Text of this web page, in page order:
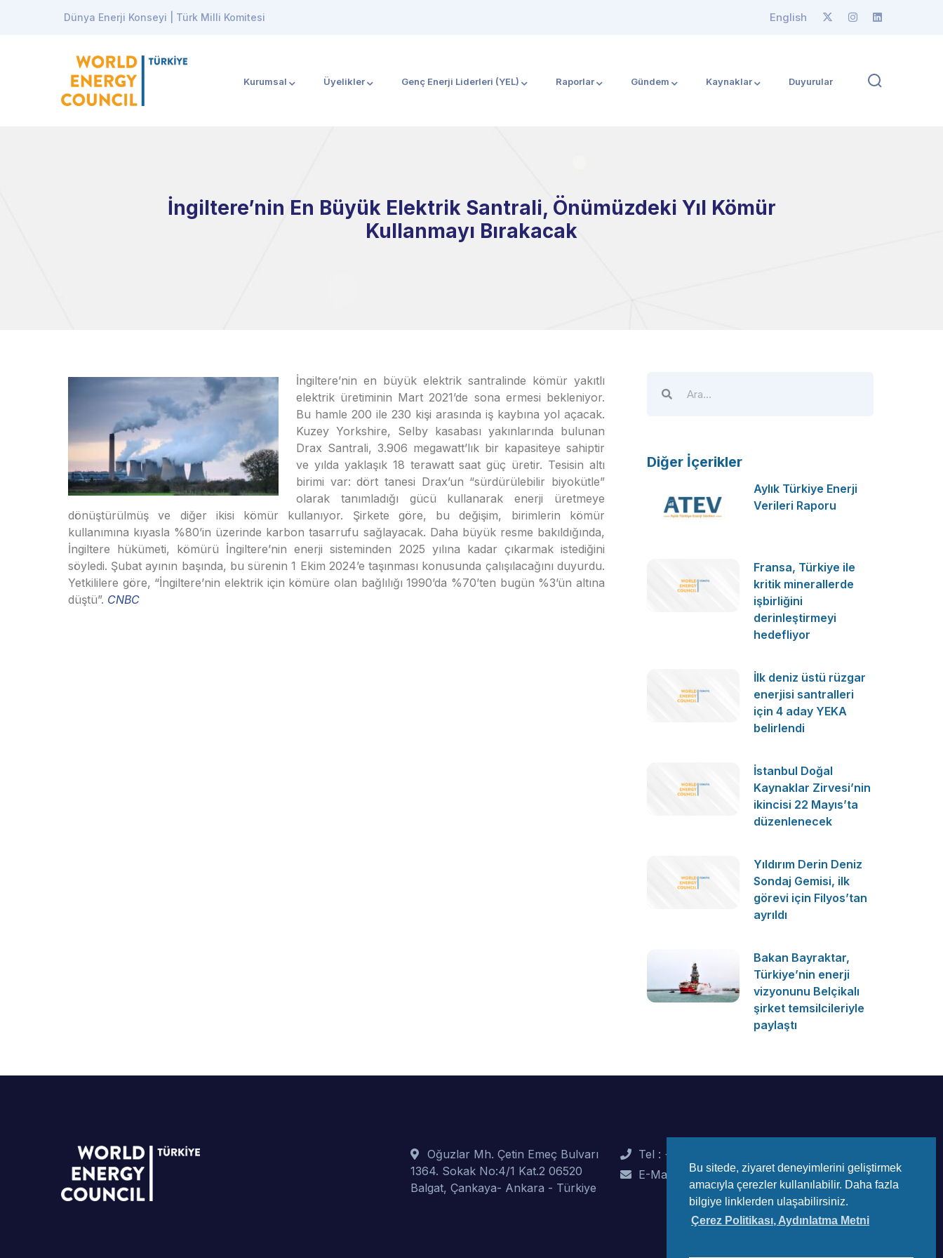
Dünya Enerji Konseyi | Türk Milli Komitesi English
Kurumsal Üyelikler Genç Enerji Liderleri (YEL) Raporlar Gündem Kaynaklar Duyurular
İngiltere’nin En Büyük Elektrik Santrali, Önümüzdeki Yıl Kömür
Kullanmayı Bırakacak
İngiltere’nin en büyük elektrik santralinde kömür yakıtlı
elektrik üretiminin Mart 2021’de sona ermesi bekleniyor.
Bu hamle 200 ile 230 kişi arasında iş kaybına yol açacak.
Kuzey Yorkshire, Selby kasabası yakınlarında bulunan
Drax Santrali, 3.906 megawatt’lık bir kapasiteye sahiptir
ve yılda yaklaşık 18 terawatt saat güç üretir. Tesisin altı
birimi var: dört tanesi Drax’un “sürdürülebilir biyokütle”
olarak tanımladığı gücü kullanarak enerji üretmeye
dönüştürülmüş ve diğer ikisi kömür kullanıyor. Şirkete göre, bu değişim, birimlerin kömür
kullanımına kıyasla %80’in üzerinde karbon tasarrufu sağlayacak. Daha büyük resme bakıldığında,
İngiltere hükümeti, kömürü İngiltere’nin enerji sisteminden 2025 yılına kadar çıkarmak istediğini
söyledi. Şubat ayının başında, bu sürenin 1 Ekim 2024’e taşınması konusunda çalışılacağını duyurdu.
Yetkililere göre, “İngiltere’nin elektrik için kömüre olan bağlılığı 1990’da %70’ten bugün %3’ün altına
düştü”. CNBC
Diğer İçerikler
Aylık Türkiye Enerji
Verileri Raporu
Fransa, Türkiye ile
kritik minerallerde
işbirliğini
derinleştirmeyi
hedefliyor
İlk deniz üstü rüzgar
enerjisi santralleri
için 4 aday YEKA
belirlendi
İstanbul Doğal
Kaynaklar Zirvesi’nin
ikincisi 22 Mayıs’ta
düzenlenecek
Yıldırım Derin Deniz
Sondaj Gemisi, ilk
görevi için Filyos’tan
ayrıldı
Bakan Bayraktar,
Türkiye’nin enerji
vizyonunu Belçikalı
şirket temsilcileriyle
paylaştı
Oğuzlar Mh. Çetin Emeç Bulvarı
1364. Sokak No:4/1 Kat.2 06520
Balgat, Çankaya- Ankara - Türkiye
Tel : +90 (312) 442 82 78
E-Mail : info@wec-turkiye.org.tr
Bu sitede, ziyaret deneyimlerini geliştirmek
amacıyla çerezler kullanılabilir. Daha fazla
bilgiye linklerden ulaşabilirsiniz.
Çerez Politikası, Aydınlatma Metni